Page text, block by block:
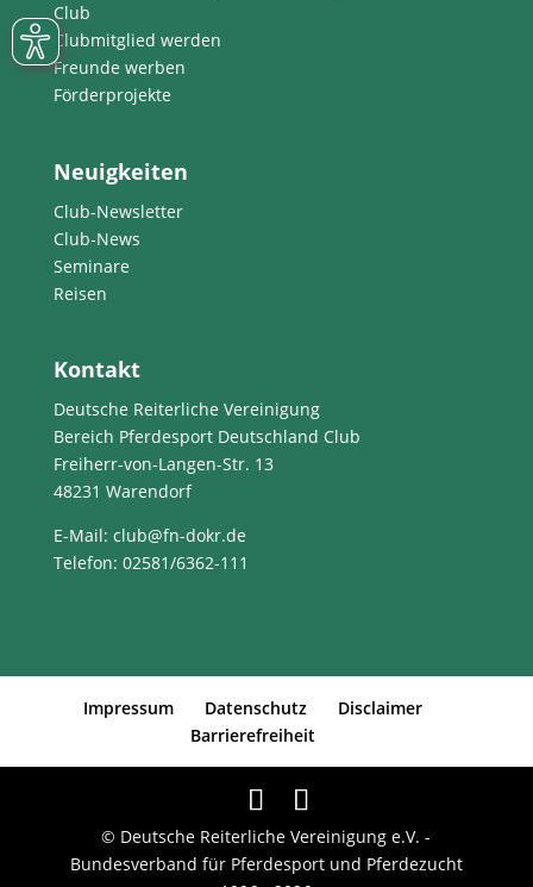
Club
Clubmitglied werden
Freunde werben
Förderprojekte
Neuigkeiten
Club-Newsletter
Club-News
Seminare
Reisen
Kontakt
Deutsche Reiterliche Vereinigung
Bereich Pferdesport Deutschland Club
Freiherr-von-Langen-Str. 13
48231 Warendorf
E-Mail: club@fn-dokr.de
Telefon: 02581/6362-111
Impressum Datenschutz
Disclaimer
Barrierefreiheit
© Deutsche Reiterliche Vereinigung e.V. -
Bundesverband für Pferdesport und Pferdezucht